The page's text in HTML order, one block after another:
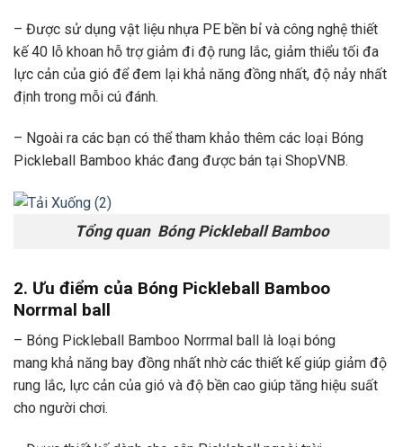
– Được sử dụng vật liệu nhựa PE bền bỉ và công nghệ thiết
kế 40 lỗ khoan hỗ trợ giảm đi độ rung lắc, giảm thiểu tối đa
lực cản của gió để đem lại khả năng đồng nhất, độ nảy nhất
định trong mỗi cú đánh.
– Ngoài ra các bạn có thể tham khảo thêm các loại Bóng
Pickleball Bamboo khác đang được bán tại ShopVNB.
Tổng quan Bóng Pickleball Bamboo
2. Ưu điểm của Bóng Pickleball Bamboo
Norrmal ball
– Bóng Pickleball Bamboo Norrmal ball là loại bóng
mang khả năng bay đồng nhất nhờ các thiết kế giúp giảm độ
rung lắc, lực cản của gió và độ bền cao giúp tăng hiệu suất
cho người chơi.